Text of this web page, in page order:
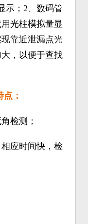
示；2、数码管
光柱模拟量显
靠近泄漏点光
，以便于查找
：
检测；
应时间快，检